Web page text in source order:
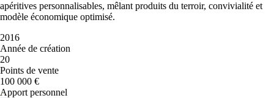
apéritives personnalisables, mêlant produits du terroir, convivialité et
modèle économique optimisé.
2016
Année de création
20
Points de vente
100 000 €
Apport personnel